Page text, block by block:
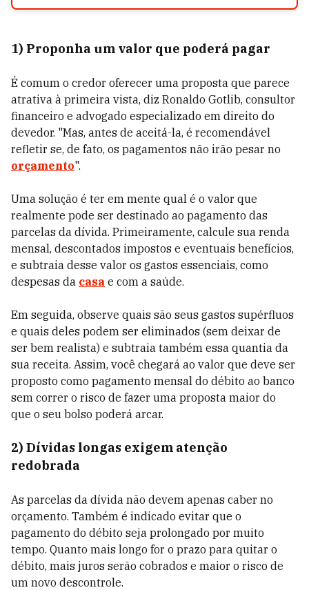
1) Proponha um valor que poderá pagar
É comum o credor oferecer uma proposta que parece
atrativa à primeira vista, diz Ronaldo Gotlib, consultor
financeiro e advogado especializado em direito do
devedor. "Mas, antes de aceitá-la, é recomendável
refletir se, de fato, os pagamentos não irão pesar no
orçamento".
Uma solução é ter em mente qual é o valor que
realmente pode ser destinado ao pagamento das
parcelas da dívida. Primeiramente, calcule sua renda
mensal, descontados impostos e eventuais benefícios,
e subtraia desse valor os gastos essenciais, como
despesas da casa e com a saúde.
Em seguida, observe quais são seus gastos supérfluos
e quais deles podem ser eliminados (sem deixar de
ser bem realista) e subtraia também essa quantia da
sua receita. Assim, você chegará ao valor que deve ser
proposto como pagamento mensal do débito ao banco
sem correr o risco de fazer uma proposta maior do
que o seu bolso poderá arcar.
2) Dívidas longas exigem atenção
redobrada
As parcelas da dívida não devem apenas caber no
orçamento. Também é indicado evitar que o
pagamento do débito seja prolongado por muito
tempo. Quanto mais longo for o prazo para quitar o
débito, mais juros serão cobrados e maior o risco de
um novo descontrole.